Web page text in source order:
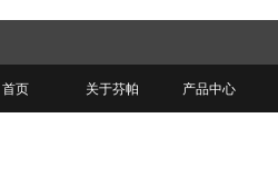
首页 关于芬帕 产品中心